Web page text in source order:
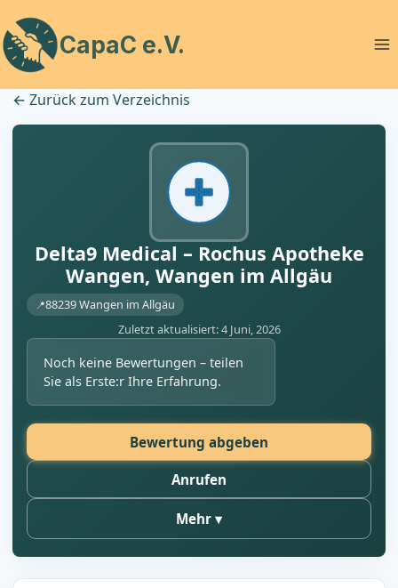
Inhalt
springen
CapaC e.V.
← Zurück zum Verzeichnis
Delta9 Medical – Rochus Apotheke
Wangen, Wangen im Allgäu
88239 Wangen im Allgäu
Zuletzt aktualisiert: 4 Juni, 2026
Noch keine Bewertungen – teilen
Sie als Erste:r Ihre Erfahrung.
Bewertung abgeben
Anrufen
Mehr